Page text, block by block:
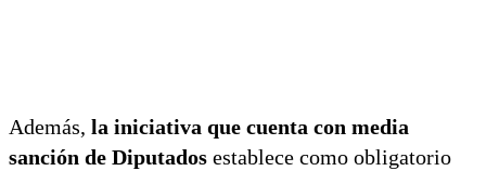
Además, la iniciativa que cuenta con media
sanción de Diputados establece como obligatorio